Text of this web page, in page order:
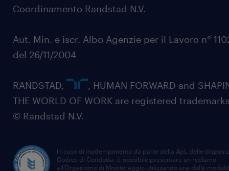
Coordinamento Randstad N.V.
Aut. Min. e iscr. Albo Agenzie per il Lavoro n°
del 26/11/2004
RANDSTAD,
, HUMAN FORWARD and
THE WORLD OF WORK are registered
© Randstad N.V.
In caso di inadempimento da parte della ApL delle
Codice di Condotta, è possibile presentare un reclamo
all’Organismo di Monitoraggio utilizzando una delle